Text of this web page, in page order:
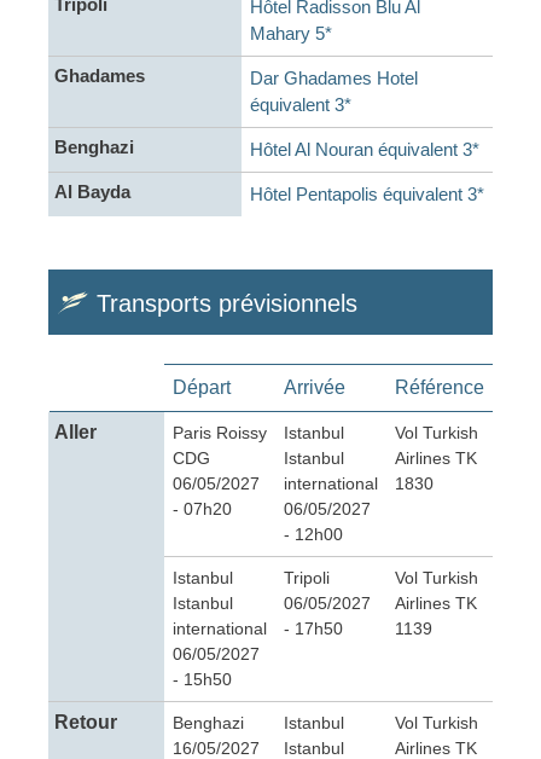
Hôtel Radisson Blu Al
Mahary 5*
Ghadames
Dar Ghadames Hotel
équivalent 3*
Benghazi Hôtel Al Nouran équivalent 3*
Al Bayda Hôtel Pentapolis équivalent 3*
Transports prévisionnels
Départ Arrivée Référence
Aller
Paris Roissy
CDG
06/05/2027
- 07h20
Istanbul
Istanbul
international
06/05/2027
- 12h00
Vol Turkish
Airlines TK
1830
Istanbul
Istanbul
international
06/05/2027
- 15h50
Tripoli
06/05/2027
- 17h50
Vol Turkish
Airlines TK
1139
Retour
Benghazi
16/05/2027
Istanbul
Istanbul
Vol Turkish
Airlines TK